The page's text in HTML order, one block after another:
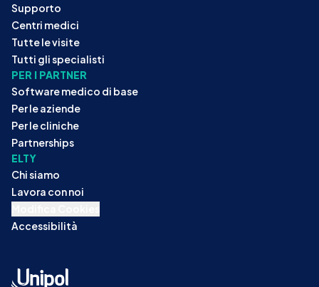
Supporto
Centri medici
Tutte le visite
Tutti gli specialisti
PER I PARTNER
Software medico di base
Per le aziende
Per le cliniche
Partnerships
ELTY
Chi siamo
Lavora con noi
Accessibilità